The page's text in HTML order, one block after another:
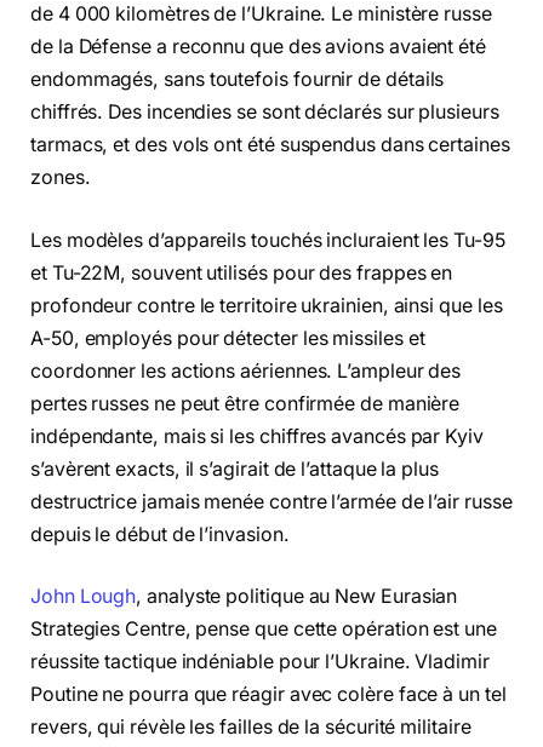
de 4 000 kilomètres de l’Ukraine. Le ministère russe
de la Défense a reconnu que des avions avaient été
endommagés, sans toutefois fournir de détails
chiffrés. Des incendies se sont déclarés sur plusieurs
tarmacs, et des vols ont été suspendus dans certaines
zones.
Les modèles d’appareils touchés incluraient les Tu-95
et Tu-22M, souvent utilisés pour des frappes en
profondeur contre le territoire ukrainien, ainsi que les
A-50, employés pour détecter les missiles et
coordonner les actions aériennes. L’ampleur des
pertes russes ne peut être confirmée de manière
indépendante, mais si les chiffres avancés par Kyiv
s’avèrent exacts, il s’agirait de l’attaque la plus
destructrice jamais menée contre l’armée de l’air russe
depuis le début de l’invasion.
John Lough, analyste politique au New Eurasian
Strategies Centre, pense que cette opération est une
réussite tactique indéniable pour l’Ukraine. Vladimir
Poutine ne pourra que réagir avec colère face à un tel
revers, qui révèle les failles de la sécurité militaire